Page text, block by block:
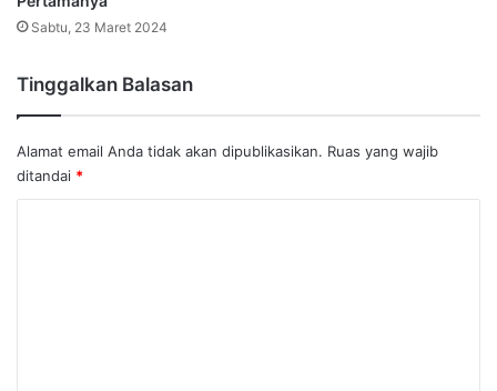
Sabtu, 23 Maret 2024
Tinggalkan Balasan
Alamat email Anda tidak akan dipublikasikan. Ruas yang wajib
ditandai *